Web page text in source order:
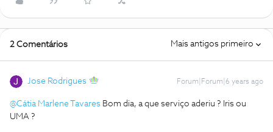
2 Comentários Mais antigos primeiro
Jose Rodrigues Forum|Forum|6 years ago
@Cátia Marlene Tavares Bom dia, a que serviço aderiu ? Iris ou
UMA ?